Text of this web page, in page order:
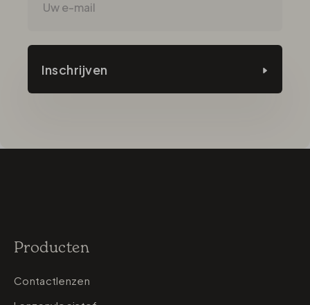
Inschrijven
Producten
Contactlenzen